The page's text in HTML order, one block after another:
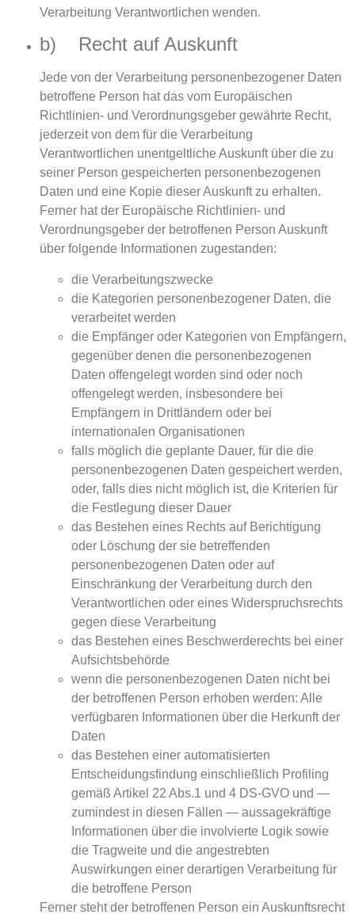
Verarbeitung Verantwortlichen wenden.
b) Recht auf Auskunft
Jede von der Verarbeitung personenbezogener Daten
betroffene Person hat das vom Europäischen
Richtlinien- und Verordnungsgeber gewährte Recht,
jederzeit von dem für die Verarbeitung
Verantwortlichen unentgeltliche Auskunft über die zu
seiner Person gespeicherten personenbezogenen
Daten und eine Kopie dieser Auskunft zu erhalten.
Ferner hat der Europäische Richtlinien- und
Verordnungsgeber der betroffenen Person Auskunft
über folgende Informationen zugestanden:
die Verarbeitungszwecke
die Kategorien personenbezogener Daten, die
verarbeitet werden
die Empfänger oder Kategorien von Empfängern,
gegenüber denen die personenbezogenen
Daten offengelegt worden sind oder noch
offengelegt werden, insbesondere bei
Empfängern in Drittländern oder bei
internationalen Organisationen
falls möglich die geplante Dauer, für die die
personenbezogenen Daten gespeichert werden,
oder, falls dies nicht möglich ist, die Kriterien für
die Festlegung dieser Dauer
das Bestehen eines Rechts auf Berichtigung
oder Löschung der sie betreffenden
personenbezogenen Daten oder auf
Einschränkung der Verarbeitung durch den
Verantwortlichen oder eines Widerspruchsrechts
gegen diese Verarbeitung
das Bestehen eines Beschwerderechts bei einer
Aufsichtsbehörde
wenn die personenbezogenen Daten nicht bei
der betroffenen Person erhoben werden: Alle
verfügbaren Informationen über die Herkunft der
Daten
das Bestehen einer automatisierten
Entscheidungsfindung einschließlich Profiling
gemäß Artikel 22 Abs.1 und 4 DS-GVO und —
zumindest in diesen Fällen — aussagekräftige
Informationen über die involvierte Logik sowie
die Tragweite und die angestrebten
Auswirkungen einer derartigen Verarbeitung für
die betroffene Person
Ferner steht der betroffenen Person ein Auskunftsrecht